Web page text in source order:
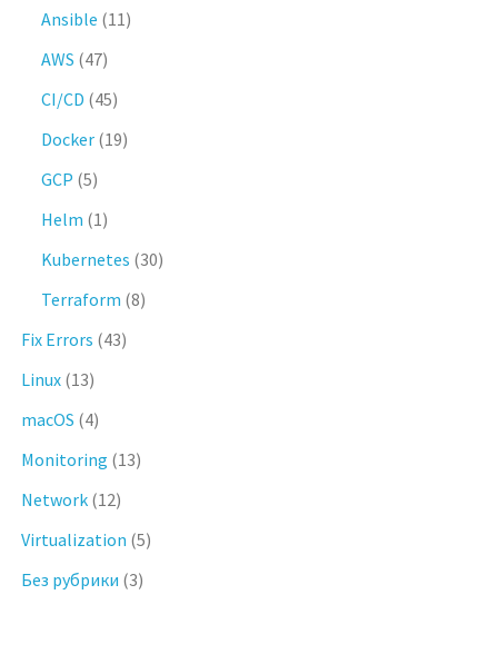
Ansible (11)
AWS (47)
CI/CD (45)
Docker (19)
GCP (5)
Helm (1)
Kubernetes (30)
Terraform (8)
Fix Errors (43)
Linux (13)
macOS (4)
Monitoring (13)
Network (12)
Virtualization (5)
Без рубрики (3)